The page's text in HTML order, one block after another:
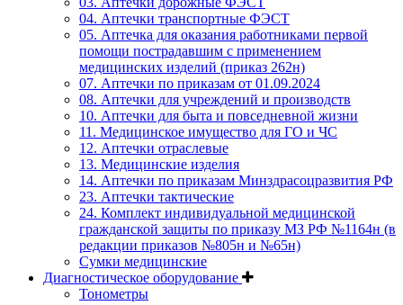
04. Аптечки транспортные ФЭСТ
05. Аптечка для оказания работниками первой
помощи пострадавшим с применением
медицинских изделий (приказ 262н)
07. Аптечки по приказам от 01.09.2024
08. Аптечки для учреждений и производств
10. Аптечки для быта и повседневной жизни
11. Медицинское имущество для ГО и ЧС
12. Аптечки отраслевые
13. Медицинские изделия
14. Аптечки по приказам Минздрасоцразвития РФ
23. Аптечки тактические
24. Комплект индивидуальной медицинской
гражданской защиты по приказу МЗ РФ №1164н (в
редакции приказов №805н и №65н)
Сумки медицинские
Диагностическое оборудование
Тонометры